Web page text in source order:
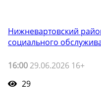
Нижневартовский
социального
16:00 29.06.2026 16+
29